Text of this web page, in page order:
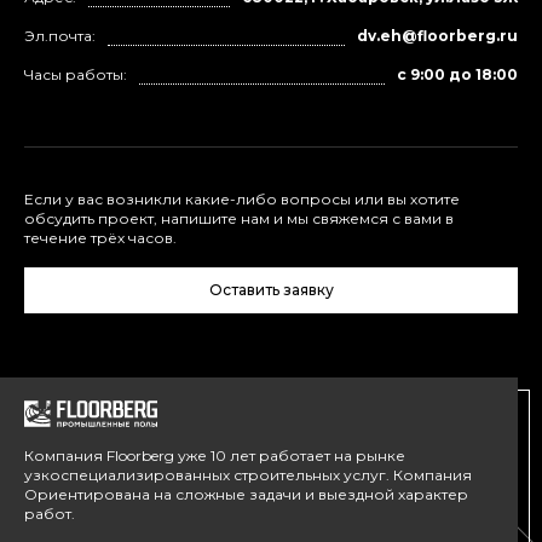
Компания Floorberg уже 10 лет работает на рынке
узкоспециализированных строительных услуг. Компания
Ориентирована на сложные задачи и выездной характер
работ.
Эл.почта: dv.eh@floorberg.ru
Часы работы: с 9:00 до 18:00
Если у вас возникли какие-либо вопросы или вы хотите
обсудить проект, напишите нам и мы свяжемся с вами в
течение трёх часов.
Оставить заявку